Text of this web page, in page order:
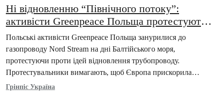
Ні відновленню “Північного потоку”:
активісти Greenpeace Польща протестують
проти Nord Stream
Польські активісти Greenpeace Польща занурилися до
газопроводу Nord Stream на дні Балтійського моря,
протестуючи проти ідей відновлення трубопроводу.
Протестувальники вимагають, щоб Європа прискорила
розвиток відновлюваних джерел енергії, щоб стати
Грінпіс Україна